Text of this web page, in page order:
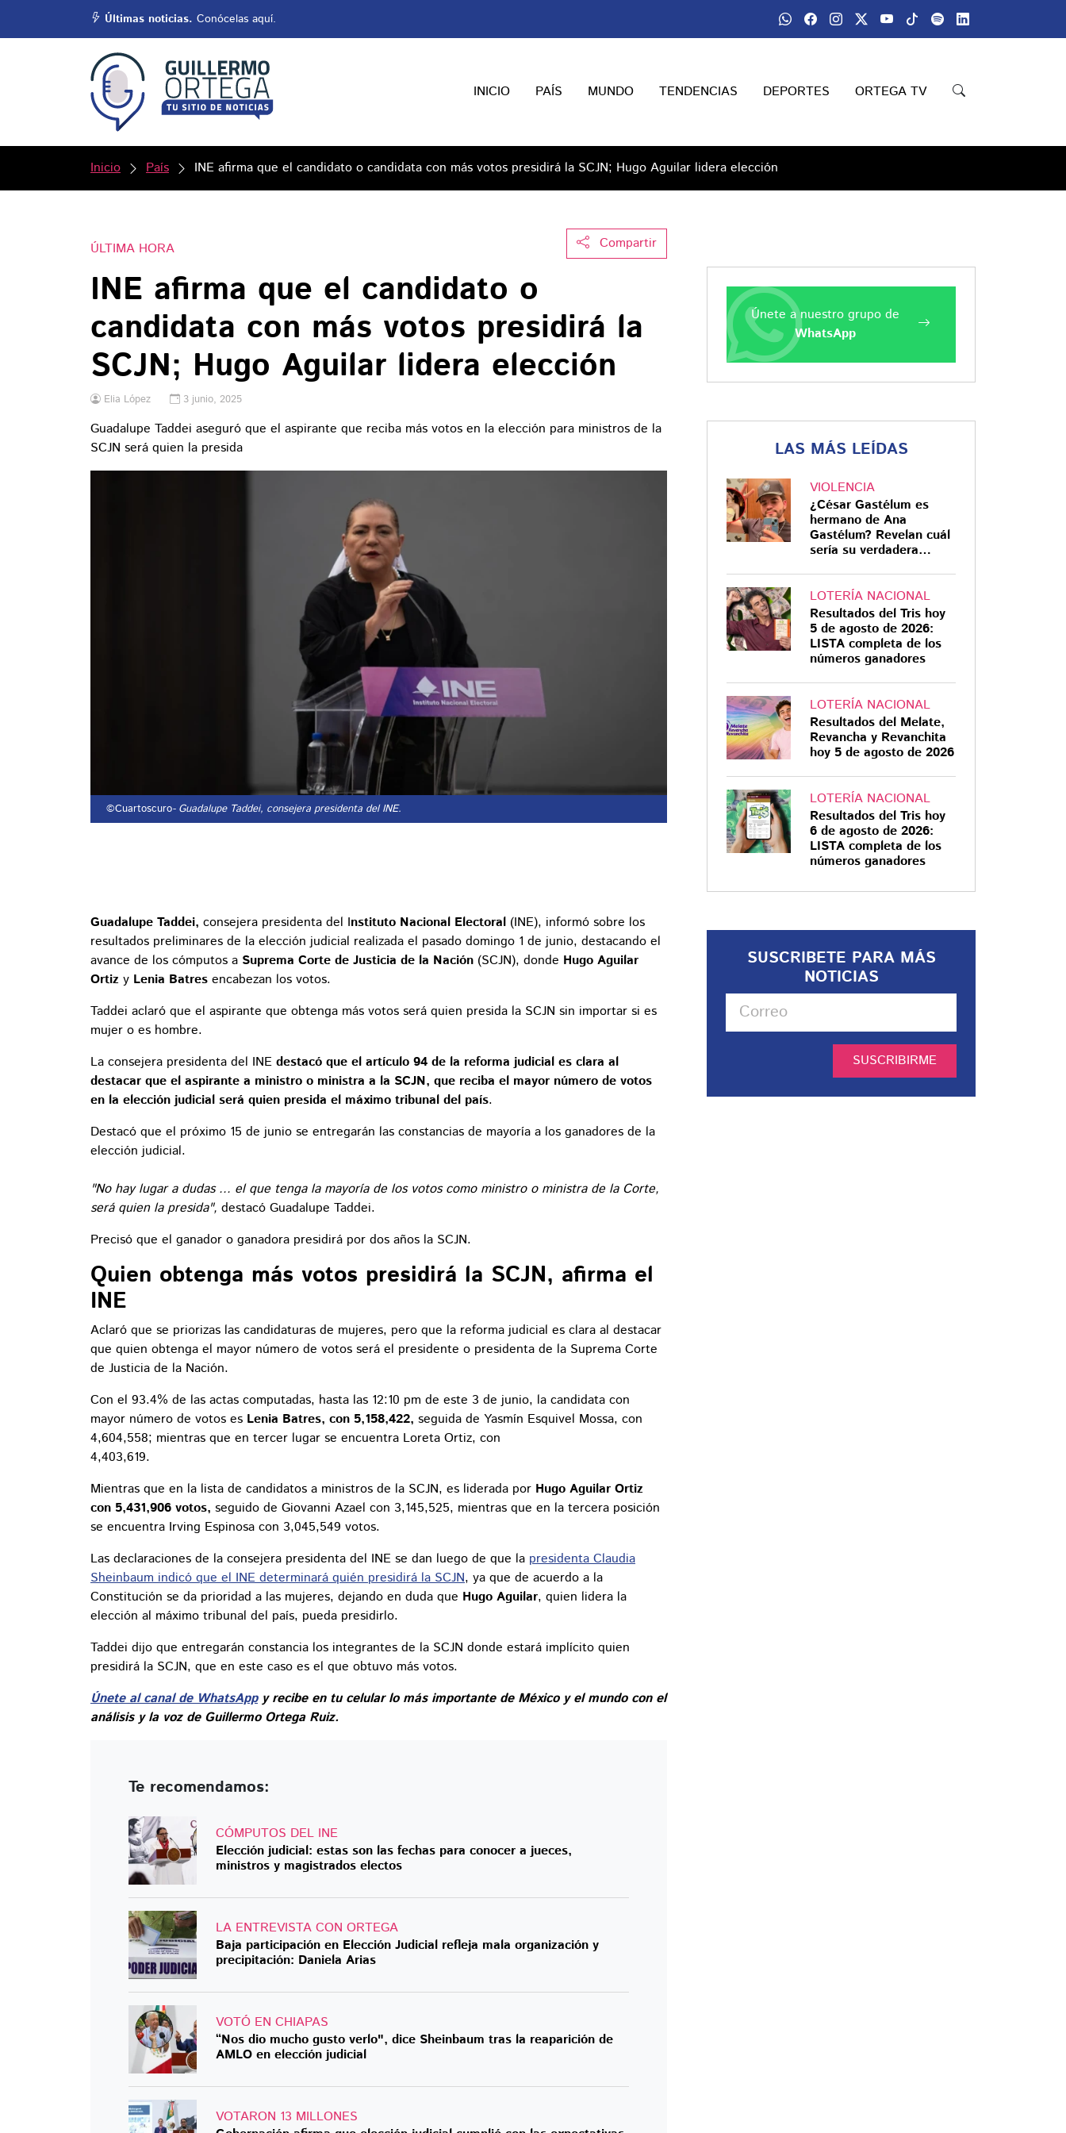
Últimas noticias. Conócelas aquí.
INICIO PAÍS MUNDO TENDENCIAS DEPORTES ORTEGA TV
Inicio País INE afirma que el candidato o candidata con más votos presidirá la SCJN; Hugo Aguilar lidera elección
Compartir
ÚLTIMA HORA
INE afirma que el candidato o
candidata con más votos presidirá la
SCJN; Hugo Aguilar lidera elección
Elia López 3 junio, 2025
Guadalupe Taddei aseguró que el aspirante que reciba más votos en la elección para ministros de la
SCJN será quien la presida
©Cuartoscuro- Guadalupe Taddei, consejera presidenta del INE.
Guadalupe Taddei, consejera presidenta del Instituto Nacional Electoral (INE), informó sobre los
resultados preliminares de la elección judicial realizada el pasado domingo 1 de junio, destacando el
avance de los cómputos a Suprema Corte de Justicia de la Nación (SCJN), donde Hugo Aguilar
Ortiz y Lenia Batres encabezan los votos.
Taddei aclaró que el aspirante que obtenga más votos será quien presida la SCJN sin importar si es
mujer o es hombre.
La consejera presidenta del INE destacó que el artículo 94 de la reforma judicial es clara al
destacar que el aspirante a ministro o ministra a la SCJN, que reciba el mayor número de votos
en la elección judicial será quien presida el máximo tribunal del país.
Destacó que el próximo 15 de junio se entregarán las constancias de mayoría a los ganadores de la
elección judicial.
"No hay lugar a dudas ... el que tenga la mayoría de los votos como ministro o ministra de la Corte,
será quien la presida", destacó Guadalupe Taddei.
Precisó que el ganador o ganadora presidirá por dos años la SCJN.
Quien obtenga más votos presidirá la SCJN, afirma el
INE
Aclaró que se priorizas las candidaturas de mujeres, pero que la reforma judicial es clara al destacar
que quien obtenga el mayor número de votos será el presidente o presidenta de la Suprema Corte
de Justicia de la Nación.
Con el 93.4% de las actas computadas, hasta las 12:10 pm de este 3 de junio, la candidata con
mayor número de votos es Lenia Batres, con 5,158,422, seguida de Yasmín Esquivel Mossa, con
4,604,558; mientras que en tercer lugar se encuentra Loreta Ortiz, con
4,403,619.
Mientras que en la lista de candidatos a ministros de la SCJN, es liderada por Hugo Aguilar Ortiz
con 5,431,906 votos, seguido de Giovanni Azael con 3,145,525, mientras que en la tercera posición
se encuentra Irving Espinosa con 3,045,549 votos.
Las declaraciones de la consejera presidenta del INE se dan luego de que la presidenta Claudia
Sheinbaum indicó que el INE determinará quién presidirá la SCJN, ya que de acuerdo a la
Constitución se da prioridad a las mujeres, dejando en duda que Hugo Aguilar, quien lidera la
elección al máximo tribunal del país, pueda presidirlo.
Taddei dijo que entregarán constancia los integrantes de la SCJN donde estará implícito quien
presidirá la SCJN, que en este caso es el que obtuvo más votos.
Únete al canal de WhatsAppy recibe en tu celular lo más importante de México y el mundo con el
análisis y la voz de Guillermo Ortega Ruiz.
Te recomendamos:
CÓMPUTOS DEL INE
Elección judicial: estas son las fechas para conocer a jueces,
ministros y magistrados electos
LA ENTREVISTA CON ORTEGA
Baja participación en Elección Judicial refleja mala organización y
precipitación: Daniela Arias
VOTÓ EN CHIAPAS
“Nos dio mucho gusto verlo", dice Sheinbaum tras la reaparición de
AMLO en elección judicial
VOTARON 13 MILLONES
Únete a nuestro grupo de
WhatsApp
LAS MÁS LEÍDAS
VIOLENCIA
¿César Gastélum es
hermano de Ana
Gastélum? Revelan cuál
sería su verdadera
LOTERÍA NACIONAL
Resultados del Tris hoy
5 de agosto de 2026:
LISTA completa de los
números ganadores
LOTERÍA NACIONAL
Resultados del Melate,
Revancha y Revanchita
hoy 5 de agosto de 2026
LOTERÍA NACIONAL
Resultados del Tris hoy
6 de agosto de 2026:
LISTA completa de los
números ganadores
SUSCRIBETE PARA MÁS
NOTICIAS
SUSCRIBIRME